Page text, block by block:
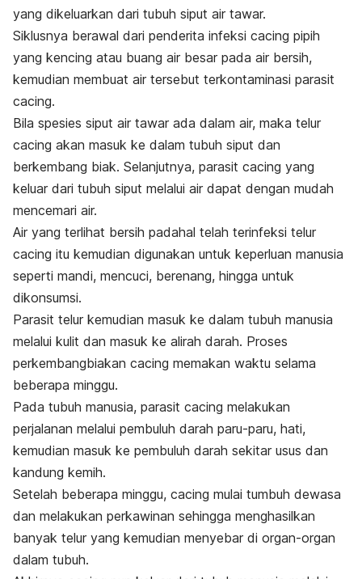
yang dikeluarkan dari tubuh siput air tawar.
Siklusnya berawal dari penderita infeksi cacing pipih
yang kencing atau buang air besar pada air bersih,
kemudian membuat air tersebut terkontaminasi parasit
cacing.
Bila spesies siput air tawar ada dalam air, maka telur
cacing akan masuk ke dalam tubuh siput dan
berkembang biak. Selanjutnya, parasit cacing yang
keluar dari tubuh siput melalui air dapat dengan mudah
mencemari air.
Air yang terlihat bersih padahal telah terinfeksi telur
cacing itu kemudian digunakan untuk keperluan manusia
seperti mandi, mencuci, berenang, hingga untuk
dikonsumsi.
Parasit telur kemudian masuk ke dalam tubuh manusia
melalui kulit dan masuk ke alirah darah. Proses
perkembangbiakan cacing memakan waktu selama
beberapa minggu.
Pada tubuh manusia, parasit cacing melakukan
perjalanan melalui pembuluh darah paru-paru, hati,
kemudian masuk ke pembuluh darah sekitar usus dan
kandung kemih.
Setelah beberapa minggu, cacing mulai tumbuh dewasa
dan melakukan perkawinan sehingga menghasilkan
banyak telur yang kemudian menyebar di organ-organ
dalam tubuh.